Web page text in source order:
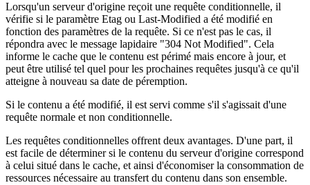
Lorsqu'un serveur d'origine reçoit une requête conditionnelle, il
vérifie si le paramètre Etag ou Last-Modified a été modifié en
fonction des paramètres de la requête. Si ce n'est pas le cas, il
répondra avec le message lapidaire "304 Not Modified". Cela
informe le cache que le contenu est périmé mais encore à jour, et
peut être utilisé tel quel pour les prochaines requêtes jusqu'à ce qu'il
atteigne à nouveau sa date de péremption.
Si le contenu a été modifié, il est servi comme s'il s'agissait d'une
requête normale et non conditionnelle.
Les requêtes conditionnelles offrent deux avantages. D'une part, il
est facile de déterminer si le contenu du serveur d'origine correspond
à celui situé dans le cache, et ainsi d'économiser la consommation de
ressources nécessaire au transfert du contenu dans son ensemble.